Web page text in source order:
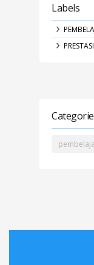
Labels
PRESTASI